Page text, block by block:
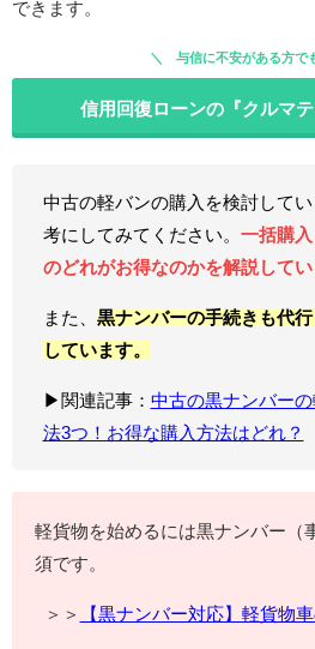
できます。
与信に不安がある方で
信用回復ローンの『クルマ
中古の軽バンの購入を検討して
考にしてみてください。 一括購
のどれがお得なのかを解説してい
また、 黒ナンバーの手続きも代
しています。
▶関連記事： 中古の黒ナンバー
法3つ！お得な購入方法はどれ？
軽貨物を始めるには黒ナンバー（
須です。
＞＞ 【黒ナンバー対応】軽貨物